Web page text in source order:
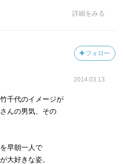
詳細をみる
フォロー
2014.03.13
千代のイメージが
んの男気、その
早朝一人で
大好きな姿。